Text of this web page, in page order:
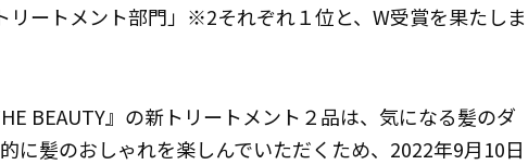
ートメント部門」※2それぞれ１位と、W受賞を果たしま
BEAUTY』の新トリートメント２品は、気になる髪のダ
に髪のおしゃれを楽しんでいただくため、2022年9月10日